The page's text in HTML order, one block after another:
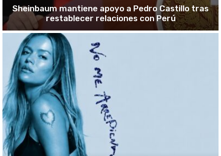
Sheinbaum mantiene apoyo a Pedro Castillo tras
restablecer relaciones con Perú